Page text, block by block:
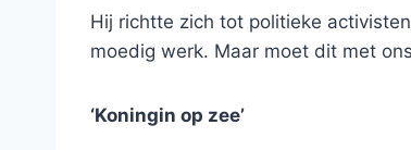
Hij richtte zich tot politieke
moedig werk. Maar moet dit met
‘Koningin op zee’